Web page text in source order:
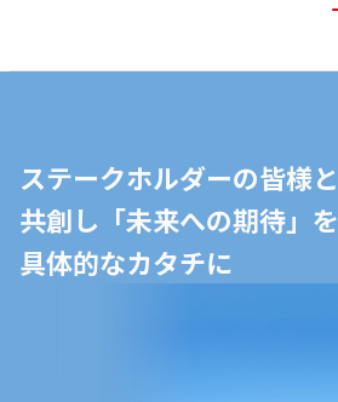
ステークホルダーの皆様と
共創し「未来への期待」を
具体的なカタチに